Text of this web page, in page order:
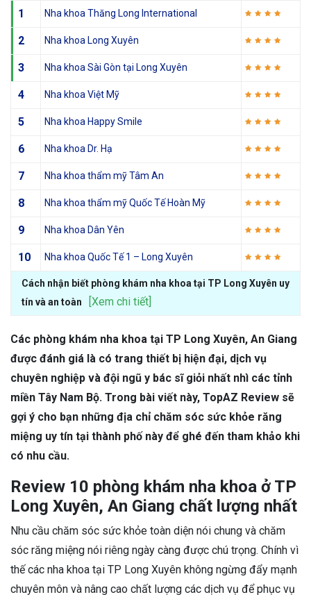
1 Nha khoa Thăng Long International
2 Nha khoa Long Xuyên
3 Nha khoa Sài Gòn tại Long Xuyên
4 Nha khoa Việt Mỹ
5 Nha khoa Happy Smile
6 Nha khoa Dr. Hạ
7 Nha khoa thẩm mỹ Tâm An
8 Nha khoa thẩm mỹ Quốc Tế Hoàn Mỹ
9 Nha khoa Dân Yên
10 Nha khoa Quốc Tế 1 – Long Xuyên
Cách nhận biết phòng khám nha khoa tại TP Long Xuyên uy
tín và an toàn
[Xem chi tiết]
Các phòng khám nha khoa tại TP Long Xuyên, An Giang
được đánh giá là có trang thiết bị hiện đại, dịch vụ
chuyên nghiệp và đội ngũ y bác sĩ giỏi nhất nhì các tỉnh
miền Tây Nam Bộ. Trong bài viết này, TopAZ Review sẽ
gợi ý cho bạn những địa chỉ chăm sóc sức khỏe răng
miệng uy tín tại thành phố này để ghé đến tham khảo khi
có nhu cầu.
Review 10 phòng khám nha khoa ở TP
Long Xuyên, An Giang chất lượng nhất
Nhu cầu chăm sóc sức khỏe toàn diện nói chung và chăm
sóc răng miệng nói riêng ngày càng được chú trọng. Chính vì
thế các nha khoa tại TP Long Xuyên không ngừng đẩy mạnh
chuyên môn và nâng cao chất lượng các dịch vụ để phục vụ